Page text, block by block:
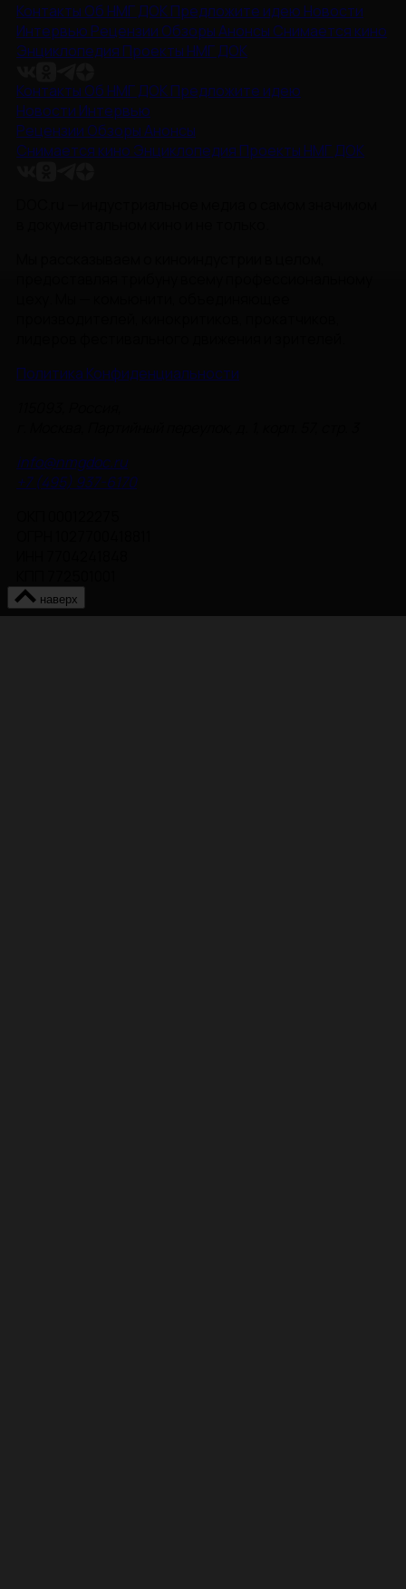
Контакты Об НМГ ДОКПредложите идею Новости
Интервью Рецензии ОбзорыАнонсы Снимается кино
Энциклопедия Проекты НМГ ДОК
Контакты Об НМГ ДОКПредложите идею
Новости Интервью
Рецензии ОбзорыАнонсы
Снимается кино Энциклопедия Проекты НМГ ДОК
Политика Конфиденциальности
info@nmgdoc.ru
+7 (495) 937-6170
наверх